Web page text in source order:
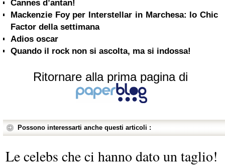
Cannes d’antan!
Mackenzie Foy per Interstellar in Marchesa: lo Chic
Factor della settimana
Adios oscar
Quando il rock non si ascolta, ma si indossa!
Ritornare alla prima pagina di
Possono interessarti anche questi articoli :
Le celebs che ci hanno dato un taglio!